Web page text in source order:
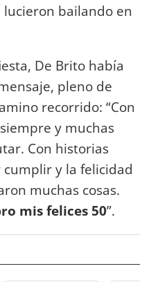
lucieron bailando en
De Brito había
pleno de
recorrido: “Con
y muchas
Con historias
y la felicidad
muchas cosas.
mis felices 50”.